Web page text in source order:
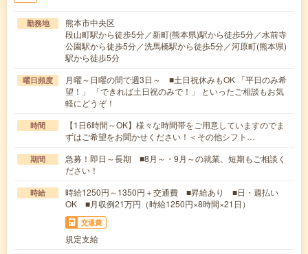
勤務地
熊本市中央区
段山町駅から徒歩5分／新町(熊本県)駅から徒歩5分／水前寺
公園駅から徒歩5分／洗馬橋駅から徒歩5分／河原町(熊本県)
駅から徒歩5分
曜日頻度
月曜～日曜の間で週3日～ ■土日祝休みもOK 「平日のみ希
望！」 「できれば土日祝のみで！」 といったご相談もお気
軽にどうぞ！
時間
【1日6時間～OK】様々な時間帯をご用意していますのでま
ずはご希望をお聞かせください！＜その他シフト…
期間
急募！即日～長期 ■8月～・9月～の就業、短期もご相談く
ださい！
時給
時給1250円～1350円＋交通費 ■昇給あり ■日・週払い
OK ■月収例21万円（時給1250円×8時間×21日）
交通費
規定支給